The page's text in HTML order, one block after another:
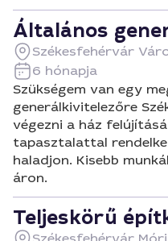
Általános
Székesfehérvár
6 hónapja
Szükségem van egy
generálkivitelezőre
végezni a ház
tapasztalattal
haladjon. Kisebb
áron.
Teljeskörű